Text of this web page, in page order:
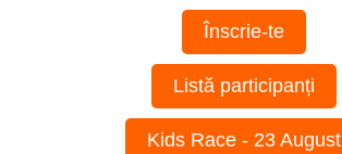
Înscrie-te
Listă participanți
Kids Race - 23 August